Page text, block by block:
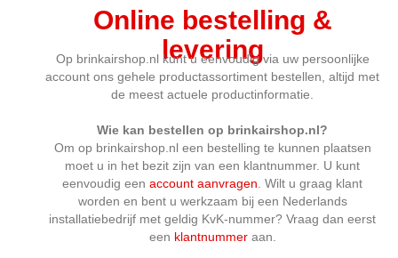
Online bestelling &
levering
Op brinkairshop.nl kunt u eenvoudig via uw persoonlijke
account ons gehele productassortiment bestellen, altijd met
de meest actuele productinformatie.
Wie kan bestellen op brinkairshop.nl?
Om op brinkairshop.nl een bestelling te kunnen plaatsen
moet u in het bezit zijn van een klantnummer. U kunt
eenvoudig een account aanvragen . Wilt u graag klant
worden en bent u werkzaam bij een Nederlands
installatiebedrijf met geldig KvK-nummer? Vraag dan eerst
een klantnummeraan.